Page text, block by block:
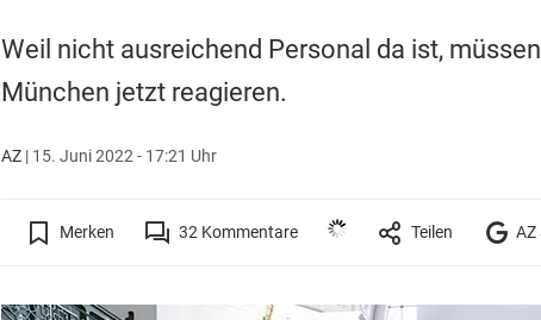
Weil nicht ausreichend Personal da ist,
München jetzt reagieren.
AZ| 15. Juni 2022 - 17:21 Uhr
Merken 32 Kommentare Teilen AZ